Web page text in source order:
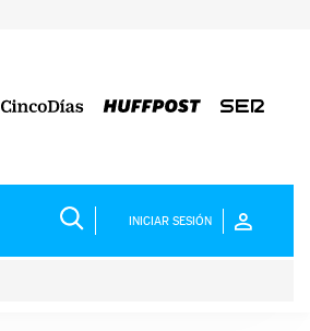
INICIAR SESIÓN